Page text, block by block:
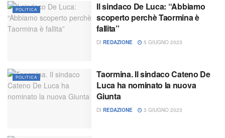
POLITICA
Il sindaco De Luca: “Abbiamo
scoperto perchè Taormina è
fallita”
DI REDAZIONE 5 GIUGNO 2023
POLITICA
Taormina. Il sindaco Cateno De
Luca ha nominato la nuova
Giunta
DI REDAZIONE 3 GIUGNO 2023